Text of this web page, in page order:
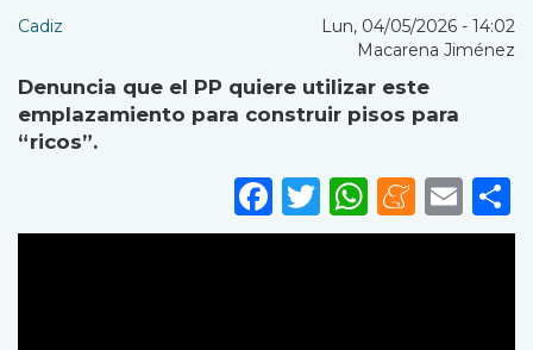
Cadiz
Lun, 04/05/2026 - 14:02
Macarena Jiménez
Denuncia que el PP quiere utilizar este
emplazamiento para construir pisos para
“ricos”.
Facebook
Twitter